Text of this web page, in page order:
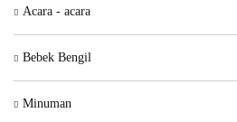
Acara - acara
Bebek Bengil
Minuman